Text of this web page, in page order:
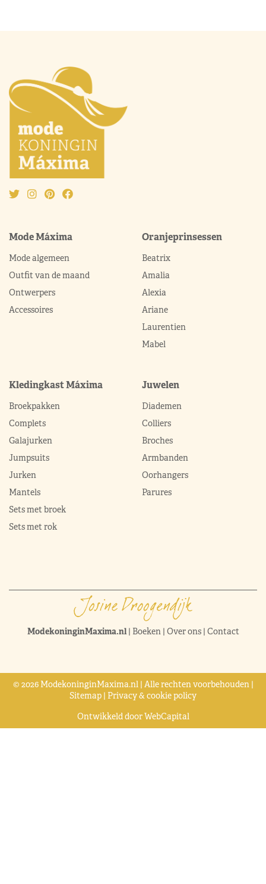
Mode Máxima
Mode algemeen
Outfit van de maand
Ontwerpers
Accessoires
Oranjeprinsessen
Beatrix
Amalia
Alexia
Ariane
Laurentien
Mabel
Kledingkast Máxima
Broekpakken
Complets
Galajurken
Jumpsuits
Jurken
Mantels
Sets met broek
Sets met rok
Juwelen
Diademen
Colliers
Broches
Armbanden
Oorhangers
Parures
ModekoninginMaxima.nl| Boeken| Over ons| Contact
© 2026 ModekoninginMaxima.nl | Alle rechten voorbehouden |
Sitemap | Privacy & cookie policy
Ontwikkeld doorWebCapital